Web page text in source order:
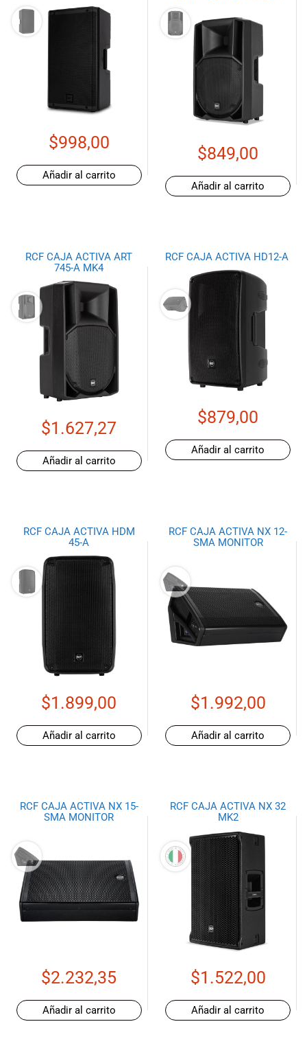
pedido en la
comodidad de
Import Music
$998,00
Añadir al carrito
$849,00
Añadir al carrito
RCF CAJA ACTIVA ART
745-A MK4
$1.627,27
Añadir al carrito
RCF CAJA ACTIVA HD12-A
$879,00
Añadir al carrito
RCF CAJA ACTIVA HDM
45-A
$1.899,00
Añadir al carrito
RCF CAJA ACTIVA NX 12-
SMA MONITOR
$1.992,00
Añadir al carrito
RCF CAJA ACTIVA NX 15-
SMA MONITOR
$2.232,35
Añadir al carrito
RCF CAJA ACTIVA NX 32
MK2
$1.522,00
Añadir al carrito